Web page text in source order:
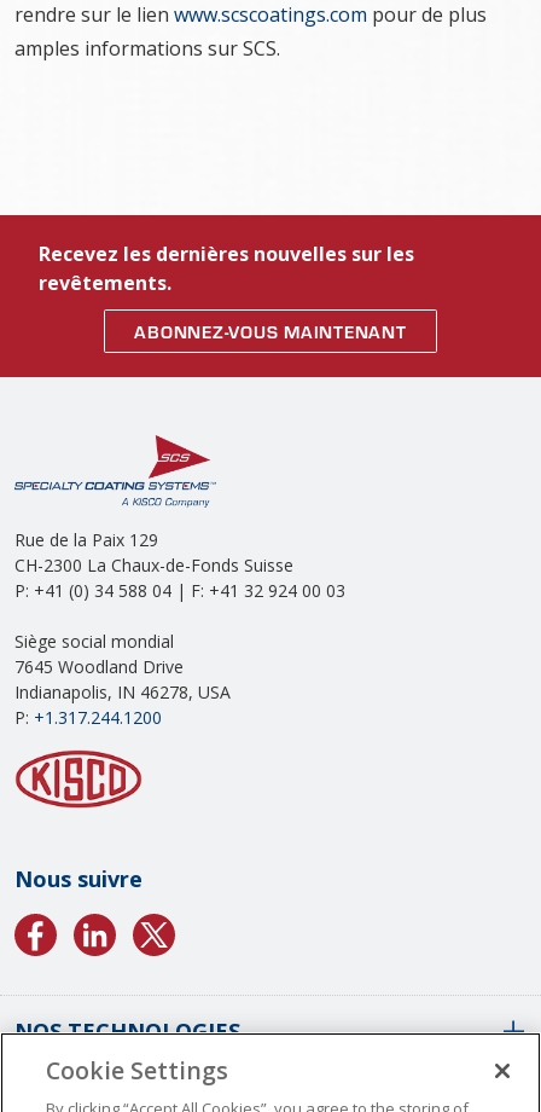
rendre sur le lien www.scscoatings.com pour de plus
amples informations sur SCS.
Recevez les dernières nouvelles sur les
revêtements.
ABONNEZ-VOUS MAINTENANT
Rue de la Paix 129
CH-2300 La Chaux-de-Fonds Suisse
P: +41 (0) 34 588 04 | F: +41 32 924 00 03
Siège social mondial
7645 Woodland Drive
Indianapolis, IN 46278, USA
P: +1.317.244.1200
Nous suivre
NOS TECHNOLOGIES
Aperçu Des Revêtements
À NOTRE PROPOS
Cookie Settings